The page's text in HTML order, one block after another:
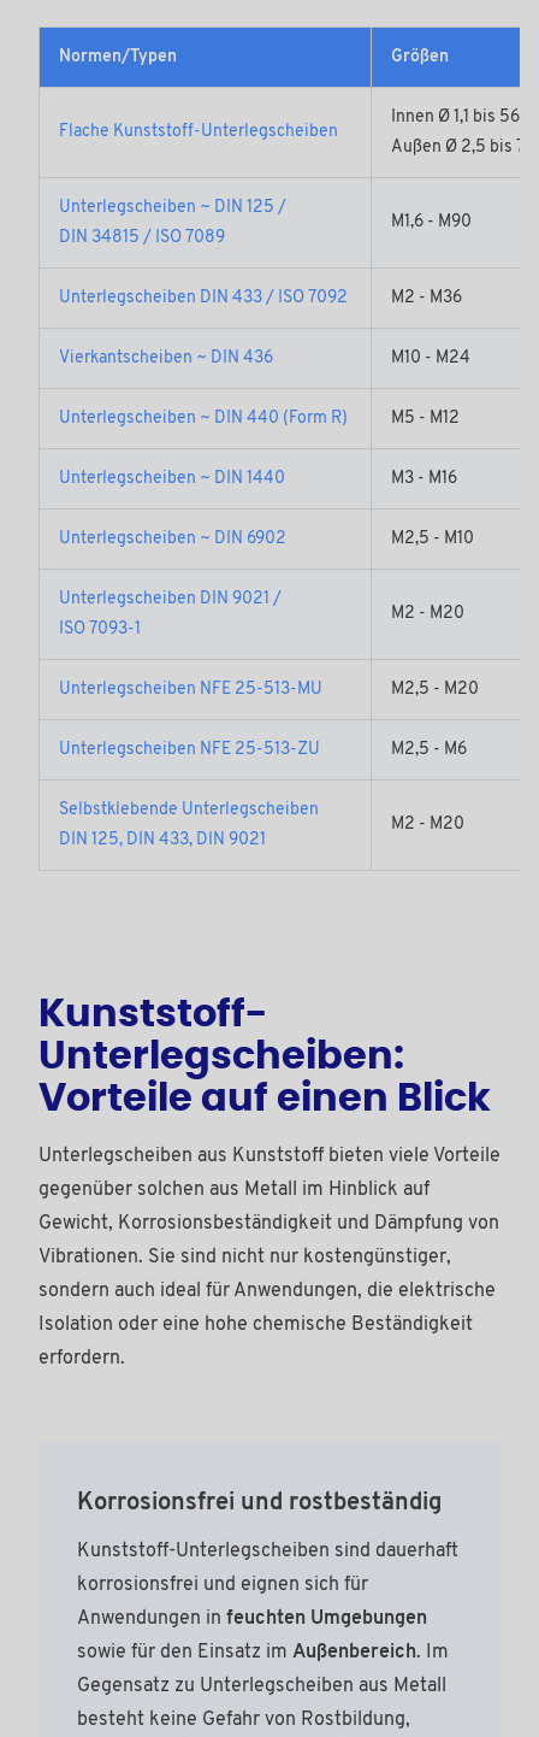
Normen/Typen Größen
Flache Kunststoff-Unterlegscheiben
Innen Ø 1,1 bis 56,2
Außen Ø 2,5 bis 70
Unterlegscheiben ~ DIN 125 /
DIN 34815 / ISO 7089
M1,6 - M90
Unterlegscheiben DIN 433 / ISO 7092 M2 - M36
Vierkantscheiben ~ DIN 436 M10 - M24
Unterlegscheiben ~ DIN 440 (Form R) M5 - M12
Unterlegscheiben ~ DIN 1440 M3 - M16
Unterlegscheiben ~ DIN 6902 M2,5 - M10
Unterlegscheiben DIN 9021 /
ISO 7093-1
M2 - M20
Unterlegscheiben NFE 25-513-MU M2,5 - M20
Unterlegscheiben NFE 25-513-ZU M2,5 - M6
Selbstklebende Unterlegscheiben
DIN 125, DIN 433, DIN 9021
M2 - M20
Kunststoff-
Unterlegscheiben:
Vorteile auf einen Blick
Unterlegscheiben aus Kunststoff bieten viele Vorteile
gegenüber solchen aus Metall im Hinblick auf
Gewicht, Korrosionsbeständigkeit und Dämpfung von
Vibrationen. Sie sind nicht nur kostengünstiger,
sondern auch ideal für Anwendungen, die elektrische
Isolation oder eine hohe chemische Beständigkeit
erfordern.
Korrosionsfrei und rostbeständig
Kunststoff-Unterlegscheiben sind dauerhaft
korrosionsfrei und eignen sich für
Anwendungen in feuchten Umgebungen
sowie für den Einsatz im Außenbereich. Im
Gegensatz zu Unterlegscheiben aus Metall
besteht keine Gefahr von Rostbildung,